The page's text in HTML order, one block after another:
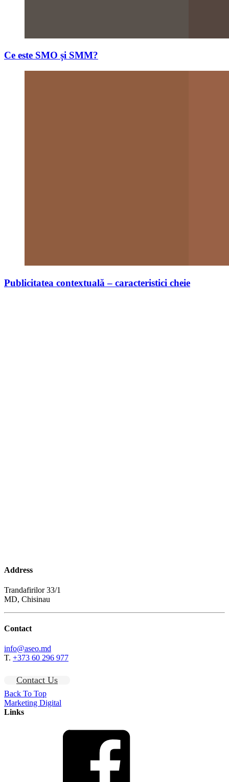
Ce este SMO și SMM?
Publicitatea contextuală – caracteristici cheie
Address
Trandafirilor 33/1
MD, Chisinau
Contact
info@aseo.md
T. +373 60 296 977
Contact Us
Back To Top
Marketing Digital
Links